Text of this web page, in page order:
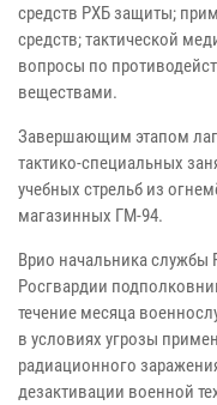
средств РХБ защиты;
средств; тактической
вопросы по
веществами.
Завершающим этапом
тактико-специальных
учебных стрельб из
магазинных ГМ-94.
Врио начальника службы
Росгвардии
течение месяца
в условиях угрозы
радиационного
дезактивации военной